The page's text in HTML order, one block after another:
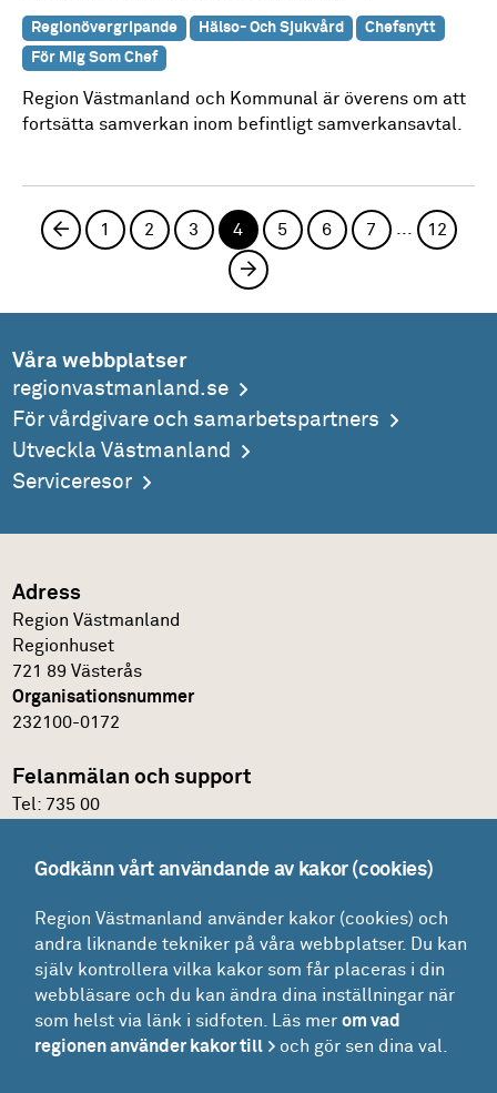
Regionövergripande Hälso- Och Sjukvård
Chefsnytt
För Mig Som Chef
Region Västmanland och Kommunal är överens om att
fortsätta samverkan inom befintligt samverkansavtal.
Föregående sida
1 2 3 4 5 6 7 12
Nästa sida
Våra webbplatser
regionvastmanland.se
För vårdgivare och samarbetspartners
Utveckla Västmanland
Serviceresor
Adress
Region Västmanland
Regionhuset
721 89 Västerås
Organisationsnummer
232100-0172
Felanmälan och support
Tel: 735 00
Glömt lösenordet?
Mina ärenden
Lokaler
Drift - felanmälan och beställning
Godkänn vårt användande av kakor (cookies)
Region Västmanland använder kakor (cookies) och
andra liknande tekniker på våra webbplatser. Du kan
själv kontrollera vilka kakor som får placeras i din
webbläsare och du kan ändra dina inställningar när
som helst via länk i sidfoten. Läs merom vad
regionen använder kakor till
och gör sen dina val.